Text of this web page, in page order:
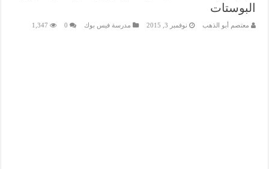
البوستات
معتصم أبو الذهب نوفمبر 3, 2015 مدرسة فيس بوك 0
1,347